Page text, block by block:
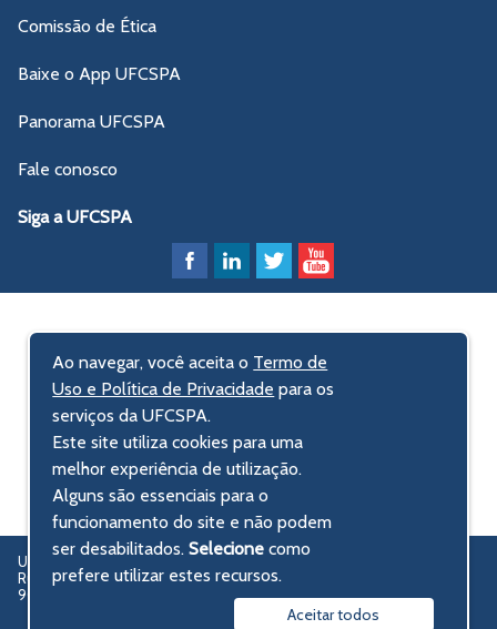
Comissão de Ética
Baixe o App UFCSPA
Panorama UFCSPA
Fale conosco
Siga a UFCSPA
UFCSPA – Universidade Federal de Ciências da Saúde de Porto Alegre
Rua Sarmento Leite, 245 - Centro Histórico
90050-170 Porto Alegre, RS, Brasil
Ao navegar, você aceita o Termo de
Uso e Política de Privacidade para os
serviços da UFCSPA.
Este site utiliza cookies para uma
melhor experiência de utilização.
Alguns são essenciais para o
funcionamento do site e não podem
ser desabilitados.Selecionecomo
prefere utilizar estes recursos.
Aceitar todos